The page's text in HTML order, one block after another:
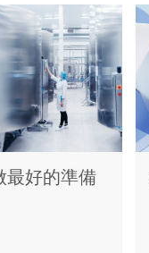
最好的準備